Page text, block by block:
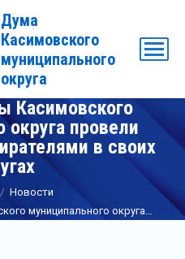
Дума
Касимовского
муниципального
округа
Касимовского
округа провели
в своих
Новости
муниципального округа…